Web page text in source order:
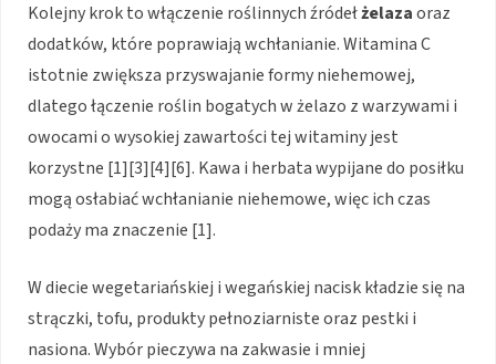
Kolejny krok to włączenie roślinnych źródełżelazaoraz
dodatków, które poprawiają wchłanianie. Witamina C
istotnie zwiększa przyswajanie formy niehemowej,
dlatego łączenie roślin bogatych w żelazo z warzywami i
owocami o wysokiej zawartości tej witaminy jest
korzystne [1][3][4][6]. Kawa i herbata wypijane do posiłku
mogą osłabiać wchłanianie niehemowe, więc ich czas
podaży ma znaczenie [1].
W diecie wegetariańskiej i wegańskiej nacisk kładzie się na
strączki, tofu, produkty pełnoziarniste oraz pestki i
nasiona. Wybór pieczywa na zakwasie i mniej